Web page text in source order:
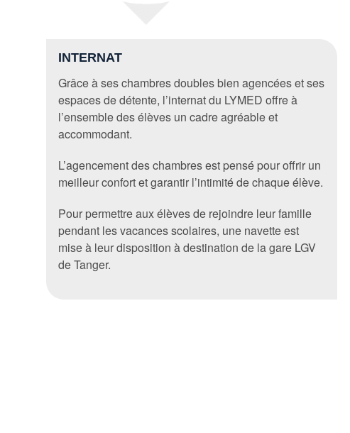
INTERNAT
Grâce à ses chambres doubles bien agencées et ses
espaces de détente, l’internat du LYMED offre à
l’ensemble des élèves un cadre agréable et
accommodant.
L’agencement des chambres est pensé pour offrir un
meilleur confort et garantir l’intimité de chaque élève.
Pour permettre aux élèves de rejoindre leur famille
pendant les vacances scolaires, une navette est
mise à leur disposition à destination de la gare LGV
de Tanger.